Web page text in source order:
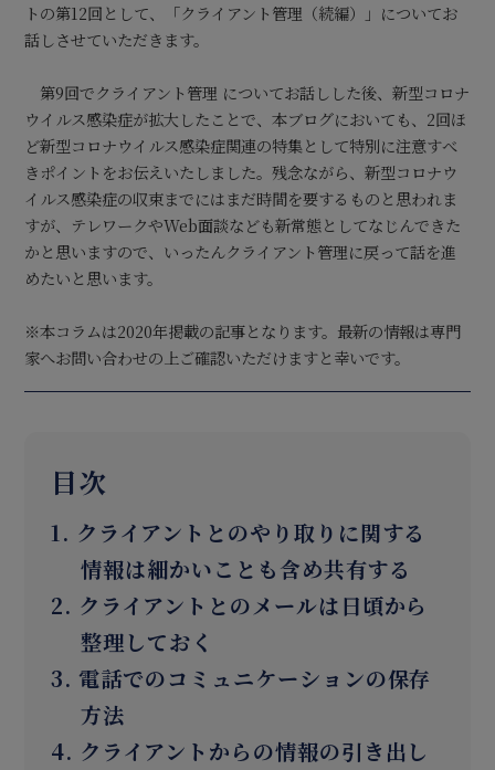
トの第12回として、「クライアント管理（続編）」についてお
話しさせていただきます。
第9回でクライアント管理 についてお話しした後、新型コロナ
ウイルス感染症が拡大したことで、本ブログにおいても、2回ほ
ど新型コロナウイルス感染症関連の特集として特別に注意すべ
きポイントをお伝えいたしました。残念ながら、新型コロナウ
イルス感染症の収束までにはまだ時間を要するものと思われま
すが、テレワークやWeb面談なども新常態としてなじんできた
かと思いますので、いったんクライアント管理に戻って話を進
めたいと思います。
※本コラムは2020年掲載の記事となります。最新の情報は専門
家へお問い合わせの上ご確認いただけますと幸いです。
目次
1. クライアントとのやり取りに関する
情報は細かいことも含め共有する
2. クライアントとのメールは日頃から
整理しておく
3. 電話でのコミュニケーションの保存
方法
4. クライアントからの情報の引き出し